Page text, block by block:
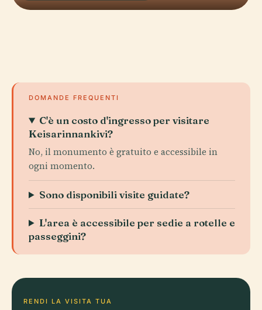
DOMANDE FREQUENTI
C'è un costo d'ingresso per visitare
Keisarinnankivi?
No, il monumento è gratuito e accessibile in
ogni momento.
Sono disponibili visite guidate?
L'area è accessibile per sedie a rotelle e
passeggini?
RENDI LA VISITA TUA